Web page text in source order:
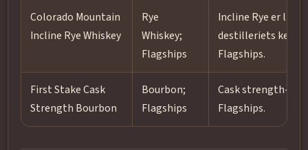
Colorado Mountain
Incline Rye Whiskey
Rye
Whiskey;
Flagships
Incline Rye er
destilleriets
Flagships.
First Stake Cask
Strength Bourbon
Bourbon;
Flagships
Cask strength-
Flagships.